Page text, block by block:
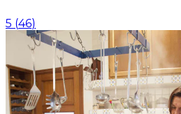
5 (46)